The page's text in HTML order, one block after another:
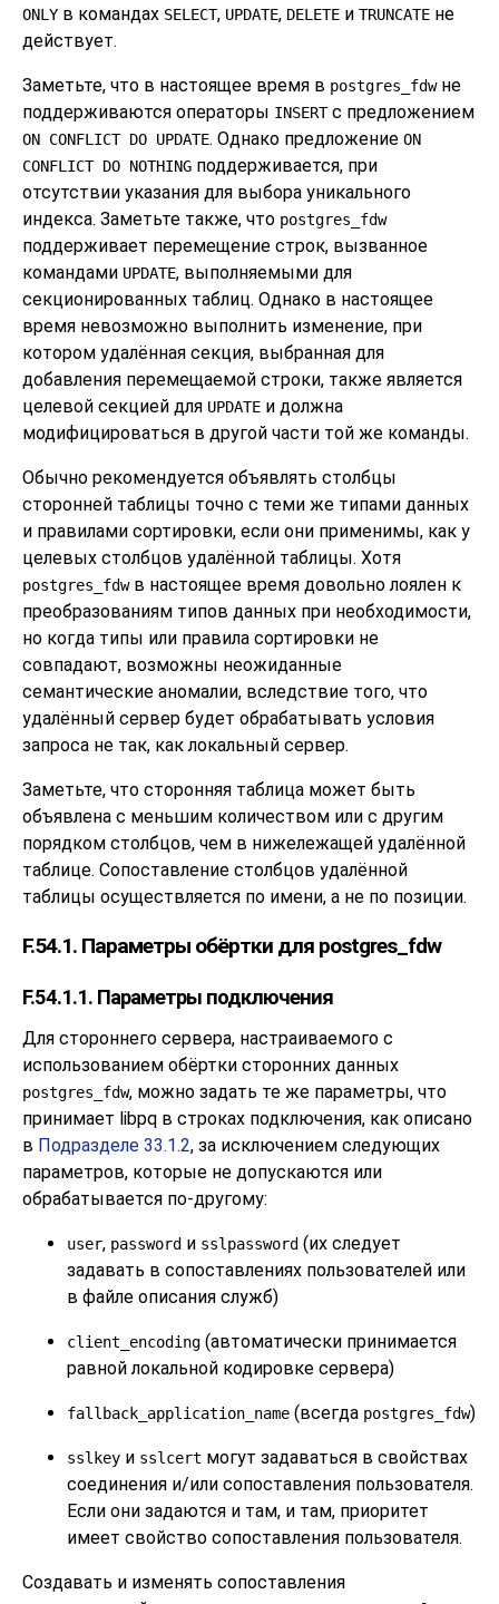
ONLY в командах SELECT, UPDATE, DELETE и TRUNCATE не
действует.
Заметьте, что в настоящее время в postgres_fdwне
поддерживаются операторы INSERTс предложением
ON CONFLICT DO UPDATE. Однако предложение ON
CONFLICT DO NOTHING поддерживается, при
отсутствии указания для выбора уникального
индекса. Заметьте также, что postgres_fdw
поддерживает перемещение строк, вызванное
командами UPDATE, выполняемыми для
секционированных таблиц. Однако в настоящее
время невозможно выполнить изменение, при
котором удалённая секция, выбранная для
добавления перемещаемой строки, также является
целевой секцией для UPDATE и должна
модифицироваться в другой части той же команды.
Обычно рекомендуется объявлять столбцы
сторонней таблицы точно с теми же типами данных
и правилами сортировки, если они применимы, как у
целевых столбцов удалённой таблицы. Хотя
postgres_fdwв настоящее время довольно лоялен к
преобразованиям типов данных при необходимости,
но когда типы или правила сортировки не
совпадают, возможны неожиданные
семантические аномалии, вследствие того, что
удалённый сервер будет обрабатывать условия
запроса не так, как локальный сервер.
Заметьте, что сторонняя таблица может быть
объявлена с меньшим количеством или с другим
порядком столбцов, чем в нижележащей удалённой
таблице. Сопоставление столбцов удалённой
таблицы осуществляется по имени, а не по позиции.
F.54.1. Параметры обёртки для postgres_fdw
F.54.1.1. Параметры подключения
Для стороннего сервера, настраиваемого с
использованием обёртки сторонних данных
postgres_fdw, можно задать те же параметры, что
принимает libpq в строках подключения, как описано
в Подразделе 33.1.2, за исключением следующих
параметров, которые не допускаются или
обрабатывается по-другому:
user, password и sslpassword (их следует
задавать в сопоставлениях пользователей или
в файле описания служб)
client_encoding (автоматически принимается
равной локальной кодировке сервера)
fallback_application_name (всегда postgres_fdw)
sslkey и sslcert могут задаваться в свойствах
соединения и/или сопоставления пользователя.
Если они задаются и там, и там, приоритет
имеет свойство сопоставления пользователя.
Создавать и изменять сопоставления